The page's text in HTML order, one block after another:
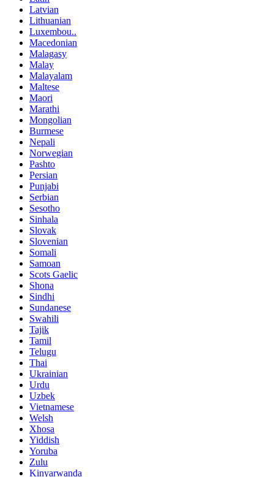
Latvian
Lithuanian
Luxembou..
Macedonian
Malagasy
Malay
Malayalam
Maltese
Maori
Marathi
Mongolian
Burmese
Nepali
Norwegian
Pashto
Persian
Punjabi
Serbian
Sesotho
Sinhala
Slovak
Slovenian
Somali
Samoan
Scots Gaelic
Shona
Sindhi
Sundanese
Swahili
Tajik
Tamil
Telugu
Thai
Ukrainian
Urdu
Uzbek
Vietnamese
Welsh
Xhosa
Yiddish
Yoruba
Zulu
Kinyarwanda